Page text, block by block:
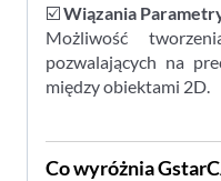
☑️Wiązania
Możliwość
pozwalających na
między obiektami 2D.
Co wyróżnia